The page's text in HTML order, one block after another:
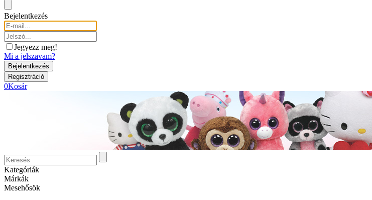
Bejelentkezés
Jegyezz meg!
Mi a jelszavam?
0Kosár
Kategóriák
Márkák
Mesehősök